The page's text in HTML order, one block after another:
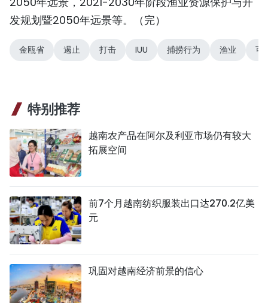
发规划暨2050年远景等。（完）
金瓯省 遏止 打击 IUU 捕捞行为 渔业 可
特别推荐
越南农产品在阿尔及利亚市场仍有较大
拓展空间
前7个月越南纺织服装出口达270.2亿美
元
巩固对越南经济前景的信心